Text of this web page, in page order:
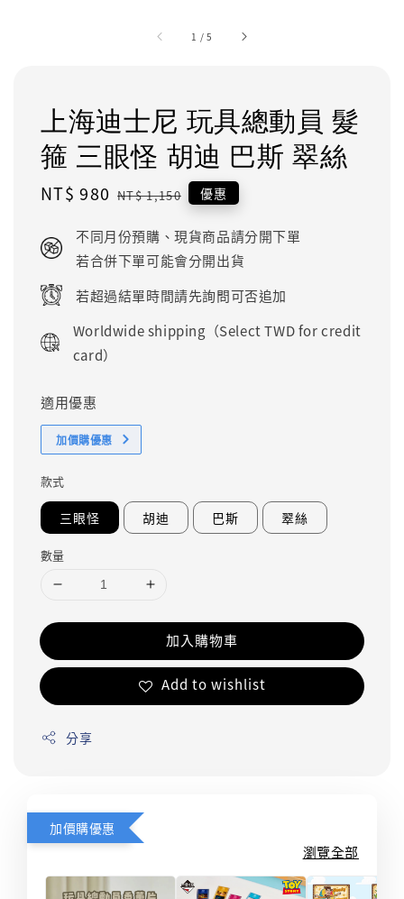
1 /5
上海迪士尼 玩具總動員 髮
箍 三眼怪 胡迪 巴斯 翠絲
Sale
NT$ 980 Regular
NT$ 1,150 優惠
不同月份預購、現貨商品請分開下單
若合併下單可能會分開出貨
若超過結單時間請先詢問可否追加
Worldwide shipping（Select TWD for credit
card）
適用優惠
加價購優惠
款式
三眼怪 胡迪 巴斯 翠絲
數量
加入購物車
Add to wishlist
分享
加價購優惠
瀏覽全部